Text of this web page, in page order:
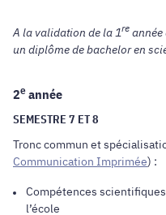
A la validation de la 1re
un diplôme de bachelor en
2eannée
SEMESTRE 7 ET 8
Tronc commun et
Communication Imprimée) :
Compétences
l’école